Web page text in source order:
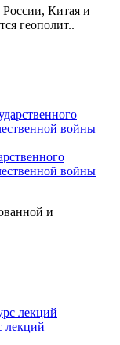
Китая и
геополит..
войны
и
лекций